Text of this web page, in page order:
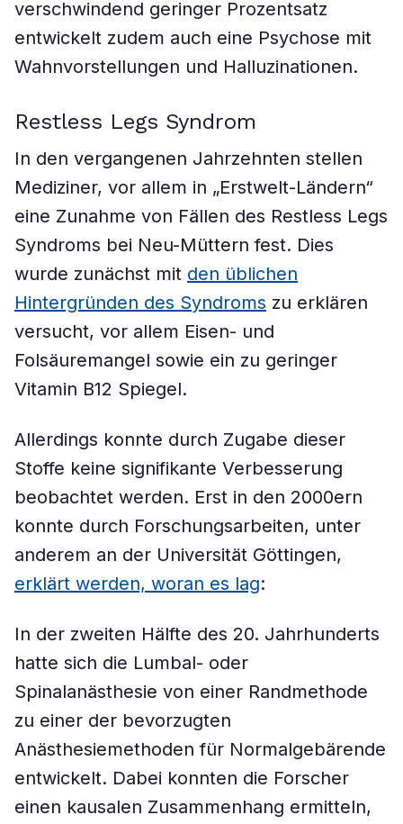
verschwindend geringer Prozentsatz
entwickelt zudem auch eine Psychose mit
Wahnvorstellungen und Halluzinationen.
Restless Legs Syndrom
In den vergangenen Jahrzehnten stellen
Mediziner, vor allem in „Erstwelt-Ländern“
eine Zunahme von Fällen des Restless Legs
Syndroms bei Neu-Müttern fest. Dies
wurde zunächst mit den üblichen
Hintergründen des Syndroms zu erklären
versucht, vor allem Eisen- und
Folsäuremangel sowie ein zu geringer
Vitamin B12 Spiegel.
Allerdings konnte durch Zugabe dieser
Stoffe keine signifikante Verbesserung
beobachtet werden. Erst in den 2000ern
konnte durch Forschungsarbeiten, unter
anderem an der Universität Göttingen,
erklärt werden, woran es lag:
In der zweiten Hälfte des 20. Jahrhunderts
hatte sich die Lumbal- oder
Spinalanästhesie von einer Randmethode
zu einer der bevorzugten
Anästhesiemethoden für Normalgebärende
entwickelt. Dabei konnten die Forscher
einen kausalen Zusammenhang ermitteln,